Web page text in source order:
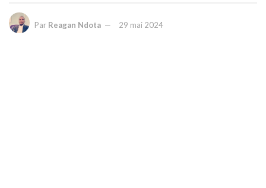
Par Reagan Ndota 29 mai 2024